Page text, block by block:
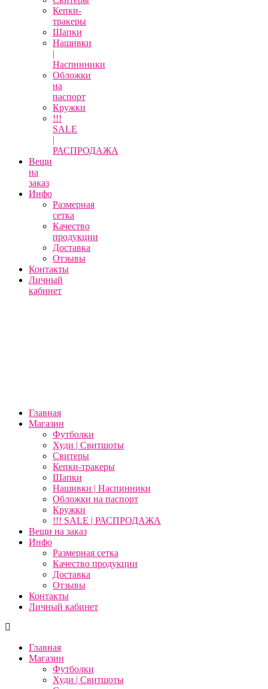
Кепки-
тракеры
Шапки
Нашивки
|
Наспинники
Обложки
на
паспорт
Кружки
!!!
SALE
|
РАСПРОДАЖА
Вещи
на
заказ
Инфо
Размерная
сетка
Качество
продукции
Доставка
Отзывы
Контакты
Личный
кабинет
Главная
Магазин
Футболки
Худи | Свитшоты
Свитеры
Кепки-тракеры
Шапки
Нашивки | Наспинники
Обложки на паспорт
Кружки
!!! SALE | РАСПРОДАЖА
Вещи на заказ
Инфо
Размерная сетка
Качество продукции
Доставка
Отзывы
Контакты
Личный кабинет
Главная
Магазин
Футболки
Худи | Свитшоты